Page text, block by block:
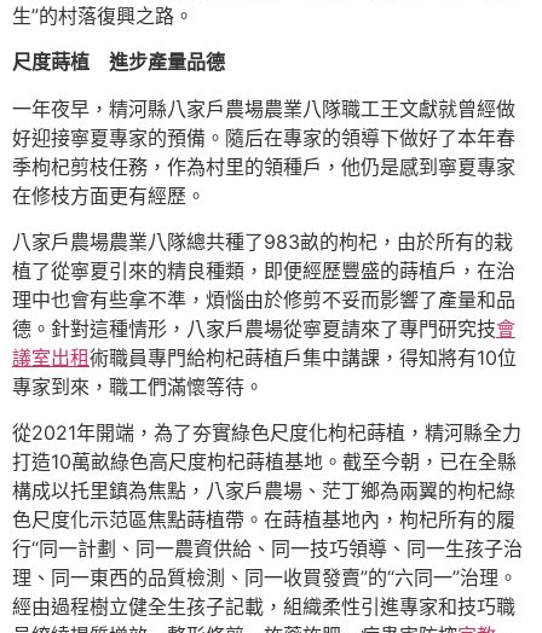
生”的村落復興之路。
尺度蒔植 進步產量品德
一年夜早，精河縣八家戶農場農業八隊職工王文獻就曾經做
好迎接寧夏專家的預備。隨后在專家的領導下做好了本年春
季枸杞剪枝任務，作為村里的領種戶，他仍是感到寧夏專家
在修枝方面更有經歷。
八家戶農場農業八隊總共種了983畝的枸杞，由於所有的栽
植了從寧夏引來的精良種類，即便經歷豐盛的蒔植戶，在治
理中也會有些拿不準，煩惱由於修剪不妥而影響了產量和品
德。針對這種情形，八家戶農場從寧夏請來了專門研究技會
議室出租術職員專門給枸杞蒔植戶集中講課，得知將有10位
專家到來，職工們滿懷等待。
從2021年開端，為了夯實綠色尺度化枸杞蒔植，精河縣全力
打造10萬畝綠色高尺度枸杞蒔植基地。截至今朝，已在全縣
構成以托里鎮為焦點，八家戶農場、茫丁鄉為兩翼的枸杞綠
色尺度化示范區焦點蒔植帶。在蒔植基地內，枸杞所有的履
行“同一計劃、同一農資供給、同一技巧領導、同一生孩子治
理、同一東西的品質檢測、同一收買發賣”的“六同一”治理。
經由過程樹立健全生孩子記載，組織柔性引進專家和技巧職